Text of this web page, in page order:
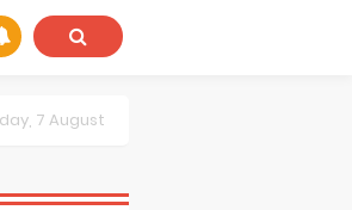
7 August